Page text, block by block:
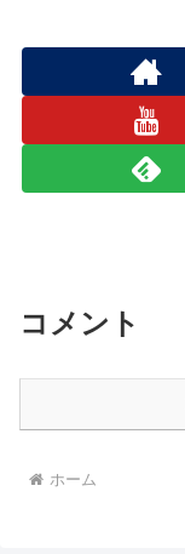
コメント
ホーム